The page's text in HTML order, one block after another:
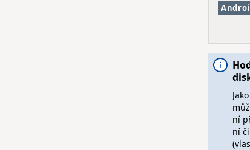
Jako
ní
ní